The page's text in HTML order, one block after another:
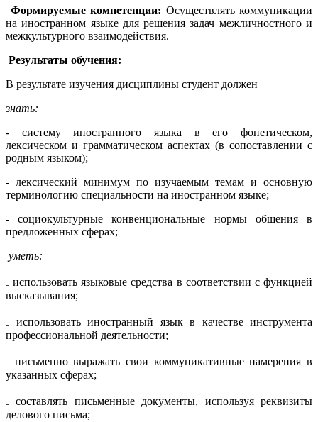
Формируемые компетенции: Осуществлять коммуникации
на иностранном языке для решения задач межличностного и
межкультурного взаимодействия.
Результаты обучения:
В результате изучения дисциплины студент должен
знать:
- систему иностранного языка в его фонетическом,
лексическом и грамматическом аспектах (в сопоставлении с
родным языком);
- лексический минимум по изучаемым темам и основную
терминологию специальности на иностранном языке;
- социокультурные конвенциональные нормы общения в
предложенных сферах;
уметь:
₋ использовать языковые средства в соответствии с функцией
высказывания;
₋ использовать иностранный язык в качестве инструмента
профессиональной деятельности;
₋ письменно выражать свои коммуникативные намерения в
указанных сферах;
₋ составлять письменные документы, используя реквизиты
делового письма;